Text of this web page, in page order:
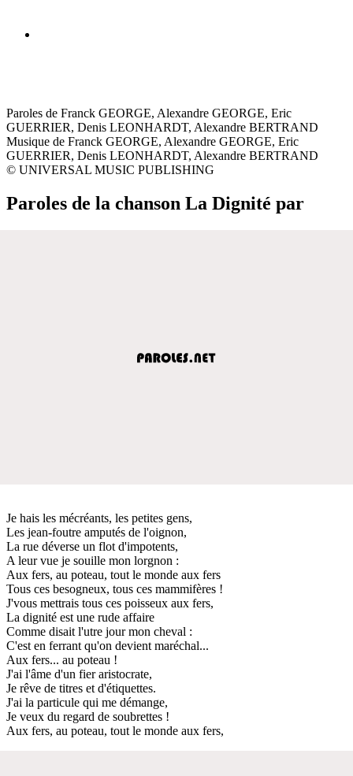
Paroles de Franck GEORGE, Alexandre GEORGE, Eric
GUERRIER, Denis LEONHARDT, Alexandre BERTRAND
Musique de Franck GEORGE, Alexandre GEORGE, Eric
GUERRIER, Denis LEONHARDT, Alexandre BERTRAND
© UNIVERSAL MUSIC PUBLISHING
Paroles de la chanson La Dignité par
Je hais les mécréants, les petites gens,
Les jean-foutre amputés de l'oignon,
La rue déverse un flot d'impotents,
A leur vue je souille mon lorgnon :
Aux fers, au poteau, tout le monde aux fers
Tous ces besogneux, tous ces mammifères !
J'vous mettrais tous ces poisseux aux fers,
La dignité est une rude affaire
Comme disait l'utre jour mon cheval :
C'est en ferrant qu'on devient maréchal...
Aux fers... au poteau !
J'ai l'âme d'un fier aristocrate,
Je rêve de titres et d'étiquettes.
J'ai la particule qui me démange,
Je veux du regard de soubrettes !
Aux fers, au poteau, tout le monde aux fers,